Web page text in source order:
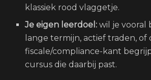
klassiek rood vlaggetje.
Je eigen leerdoel: wil je vooral
lange termijn, actief traden, of
fiscale/compliance-kant
cursus die daarbij past.